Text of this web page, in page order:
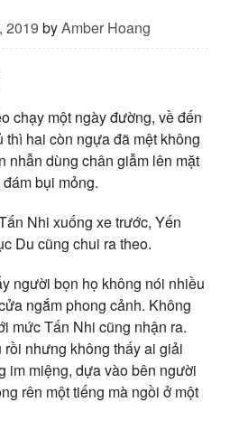
2019 byAmber Hoang
chạy một ngày đường, về đến
thì hai còn ngựa đã mệt không
nhẫn dùng chân giẫm lên mặt
bụi mỏng.
Nhi xuống xe trước, Yến
Du cũng chui ra theo.
người bọn họ không nói nhiều
ngắm phong cảnh. Không
mức Tấn Nhi cũng nhận ra.
nhưng không thấy ai giải
im miệng, dựa vào bên người
rên một tiếng mà ngồi ở một